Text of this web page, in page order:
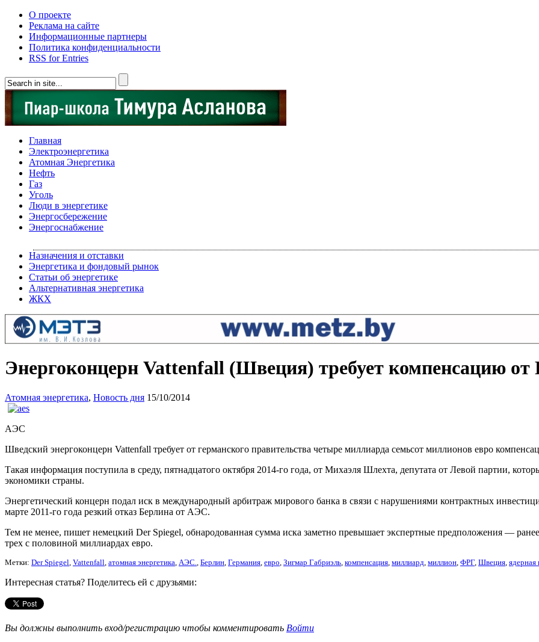
О проекте
Реклама на сайте
Информационные партнеры
Политика конфиденциальности
RSS for Entries
Главная
Электроэнергетика
Атомная Энергетика
Нефть
Газ
Уголь
Люди в энергетике
Энергосбережение
Энергоснабжение
Назначения и отставки
Энергетика и фондовый рынок
Статьи об энергетике
Альтернативная энергетика
ЖКХ
Энергоконцерн Vattenfall (Швеция) требует компенсацию от
Атомная энергетика, Новость дня 15/10/2014
АЭС
Шведский энергоконцерн Vattenfall требует от германского правительства четыре миллиарда семьсот миллионов евро
Такая информация поступила в среду, пятнадцатого октября 2014-го года, от Михаэля Шлехта, депутата от Левой партии,
экономики страны.
Энергетический концерн подал иск в международный арбитраж мирового банка в связи с нарушениями контрактных
марте 2011-го года резкий отказ Берлина от АЭС.
Тем не менее, пишет немецкий Der Spiegel, обнародованная сумма иска заметно превышает экспертные предположения —
трех с половиной миллиардах евро.
Метки: Der Spiegel, Vattenfall, атомная энергетика, АЭС., Берлин, Германия, евро, Зигмар Габриэль, компенсация, миллиард, миллион, ФРГ, Швеция, ядерная
Интересная статья? Поделитесь ей с друзьями:
Вы должны выполнить вход/регистрацию чтобы комментировать Войти